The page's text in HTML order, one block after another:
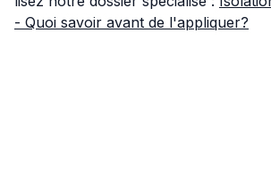
- Quoi savoir avant de l'appliquer?